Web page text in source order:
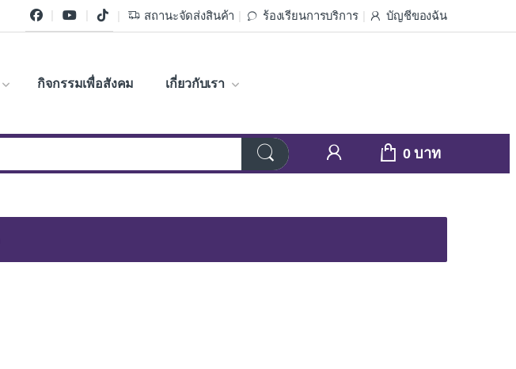
สถานะจัดส่งสินค้า ร้องเรียนการบริการ บัญชีของฉัน
กิจกรรมเพื่อสังคม เกี่ยวกับเรา
0